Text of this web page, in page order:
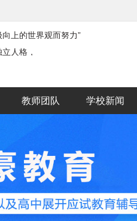
上的世界观而努力”
人格，
教师团队 学校新闻